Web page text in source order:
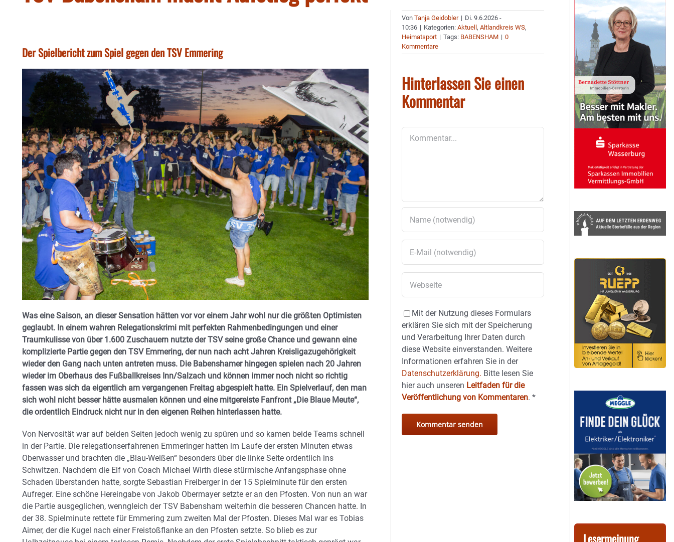
Der Spielbericht zum Spiel gegen den TSV Emmering
Was eine Saison, an dieser Sensation hätten vor vor einem Jahr wohl nur die größten Optimisten
geglaubt. In einem wahren Relegationskrimi mit perfekten Rahmenbedingungen und einer
Traumkulisse von über 1.600 Zuschauern nutzte der TSV seine große Chance und gewann eine
komplizierte Partie gegen den TSV Emmering, der nun nach acht Jahren Kreisligazugehörigkeit
wieder den Gang nach unten antreten muss. Die Babenshamer hingegen spielen nach 20 Jahren
wieder im Oberhaus des Fußballkreises Inn/Salzach und können immer noch nicht so richtig
fassen was sich da eigentlich am vergangenen Freitag abgespielt hatte. Ein Spielverlauf, den man
sich wohl nicht besser hätte ausmalen können und eine mitgereiste Fanfront „Die Blaue Meute“,
die ordentlich Eindruck nicht nur in den eigenen Reihen hinterlassen hatte.
Von Nervosität war auf beiden Seiten jedoch wenig zu spüren und so kamen beide Teams schnell
in der Partie. Die relegationserfahrenen Emmeringer hatten im Laufe der ersten Minuten etwas
Oberwasser und brachten die „Blau-Weißen“ besonders über die linke Seite ordentlich ins
Schwitzen. Nachdem die Elf von Coach Michael Wirth diese stürmische Anfangsphase ohne
Schaden überstanden hatte, sorgte Sebastian Freiberger in der 15 Spielminute für den ersten
Aufreger. Eine schöne Hereingabe von Jakob Obermayer setzte er an den Pfosten. Von nun an war
die Partie ausgeglichen, wenngleich der TSV Babensham weiterhin die besseren Chancen hatte. In
der 38. Spielminute rettete für Emmering zum zweiten Mal der Pfosten. Dieses Mal war es Tobias
Aimer, der die Kugel nach einer Freistoßflanke an den Pfosten setzte. So blieb es zur
VonTanja Geidobler | Di. 9.6.2026 -
10:36 | Kategorien:Aktuell,Altlandkreis WS,
Heimatsport | Tags: BABENSHAM | 0
Kommentare
Hinterlassen Sie einen
Kommentar
Mit der Nutzung dieses Formulars
erklären Sie sich mit der Speicherung
und Verarbeitung Ihrer Daten durch
diese Website einverstanden. Weitere
Informationen erfahren Sie in der
Datenschutzerklärung. Bitte lesen Sie
hier auch unseren Leitfaden für die
Veröffentlichung von Kommentaren.*
Lesermeinung